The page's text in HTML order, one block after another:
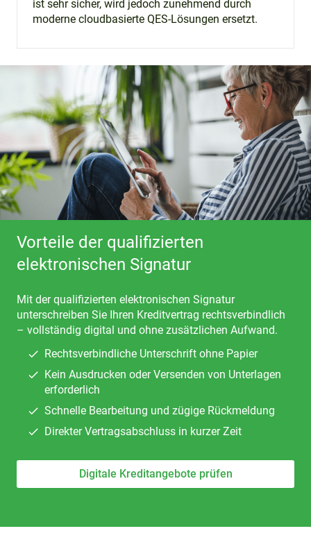
ist sehr sicher, wird jedoch zunehmend durch
moderne cloudbasierte QES-Lösungen ersetzt.
Vorteile der qualifizierten
elektronischen Signatur
Mit der qualifizierten elektronischen Signatur
unterschreiben Sie Ihren Kreditvertrag rechtsverbindlich
– vollständig digital und ohne zusätzlichen Aufwand.
Rechtsverbindliche Unterschrift ohne Papier
Kein Ausdrucken oder Versenden von Unterlagen
erforderlich
Schnelle Bearbeitung und zügige Rückmeldung
Direkter Vertragsabschluss in kurzer Zeit
Digitale Kreditangebote prüfen